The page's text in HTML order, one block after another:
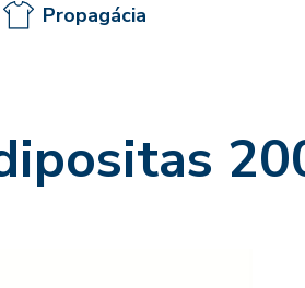
Propagácia